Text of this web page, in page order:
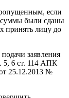
если
были сданы
принять лицу до
заявления
5, 6 ст. 114 АПК
25.12.2013 №